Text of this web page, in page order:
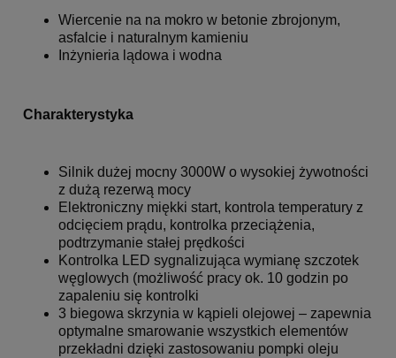
Wiercenie na na mokro w betonie zbrojonym,
asfalcie i naturalnym kamieniu
Inżynieria lądowa i wodna
Charakterystyka
Silnik dużej mocny 3000W o wysokiej żywotności
z dużą rezerwą mocy
Elektroniczny miękki start, kontrola temperatury z
odcięciem prądu, kontrolka przeciążenia,
podtrzymanie stałej prędkości
Kontrolka LED sygnalizująca wymianę szczotek
węglowych (możliwość pracy ok. 10 godzin po
zapaleniu się kontrolki
3 biegowa skrzynia w kąpieli olejowej – zapewnia
optymalne smarowanie wszystkich elementów
przekładni dzięki zastosowaniu pompki oleju